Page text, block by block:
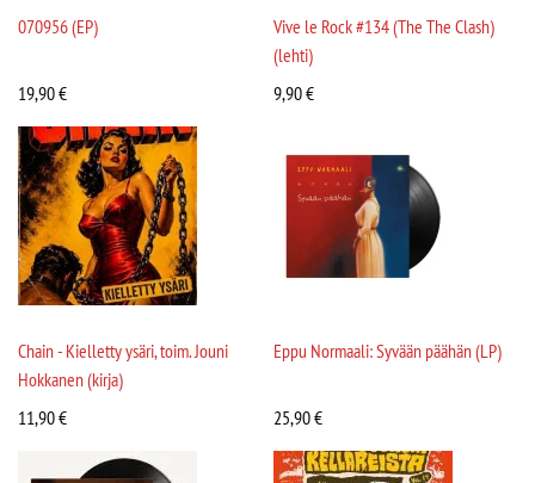
070956 (EP)
19,90€
Vive le Rock #134 (The The Clash)
(lehti)
9,90€
Chain - Kielletty ysäri, toim. Jouni
Hokkanen (kirja)
11,90€
Eppu Normaali: Syvään päähän (LP)
25,90€